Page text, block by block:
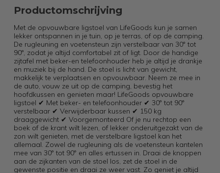
Productomschrijving
Met de opvouwbare ligstoel van LifeGoods kun je samen
lekker ontspannen in je tuin, op je terras, of op de camping.
De rugleuning en voetensteun zijn verstelbaar van 30° tot
90°, zodat je altijd comfortabel zit of ligt. Door de handige
zijtafel met beker-en telefoonhouder heb je altijd je drankje
en muziek bij de hand. De stoel is licht van gewicht,
makkelijk te verplaatsen en opvouwbaar. Neem ze mee in
de auto, vouw ze uit op de camping, bevestig het
hoofdkussen en genieten maar! LifeGoods opvouwbare
ligstoel ✔ Met beker- en telefoonhouder ✔ 30° tot 90°
verstelbaar ✔ Verwijderbaar kussen ✔ 150 kg
draaggewicht ✔ Voorgemonteerd Of je nu rechtop een
boek of de krant wilt lezen, of lekker onderuitgezakt van de
zon wilt genieten, met de verstelbare ligstoel kan het
allemaal. Zowel de rugleuning als de voetensteun kantelen
mee van 30° tot 90° en alles ertussen in. Draai de knoppen
aan de zijkanten van de stoel los, zet de stoel in de
gewenste positie en draai ze weer vast. Zo geniet je altijd